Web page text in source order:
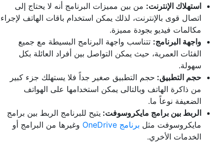
استهلاك الإنترنت: من بين مميزات البرنامج أنه لا يحتاج إلى
اتصال قوى بالإنترنت، لذلك يمكن استخدام باقات الهاتف لإجراء
مكالمات فيديو بجودة مميزة.
واجهة البرنامج: تتناسب واجهة البرنامج البسيطة مع جميع
الفئات العمرية، حيث يمكن التواصل بين أفراد العائلة بكل
سهولة.
حجم التطبيق: حجم التطبيق صغير جداً فلا يستهلك جزء كبير
من ذاكرة الهاتف وبالتالى يمكن استخدامها على الهواتف
الضعيفة نوعاً ما.
الربط بين برامج مايكروسوفت: يتيح للبرنامج الربط بين برامج
مايكروسوفت مثل برنامج OneDrive
وغيرها من البرامج أو
الخدمات الأخري.